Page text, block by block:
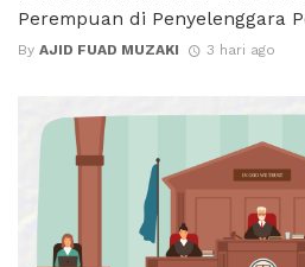
Perempuan di Penyelenggara
By AJID FUAD MUZAKI 3 hari ago